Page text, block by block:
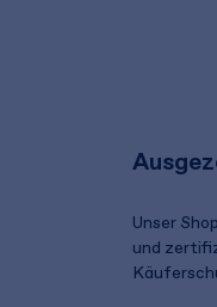
Unser
und